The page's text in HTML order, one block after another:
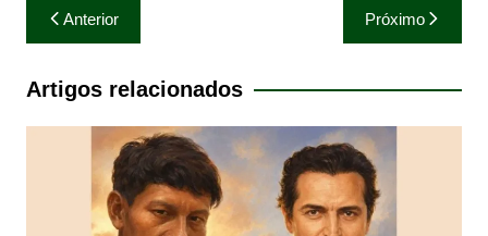
Navegação
de
Post
Anterior Próximo
Artigos relacionados